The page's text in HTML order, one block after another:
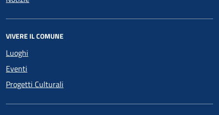
VIVERE IL COMUNE
Luoghi
Eventi
Progetti Culturali